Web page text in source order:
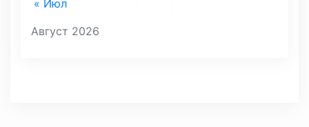
Август 2026
« Июл